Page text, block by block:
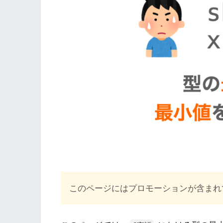
このページにはプロモーションが含ま